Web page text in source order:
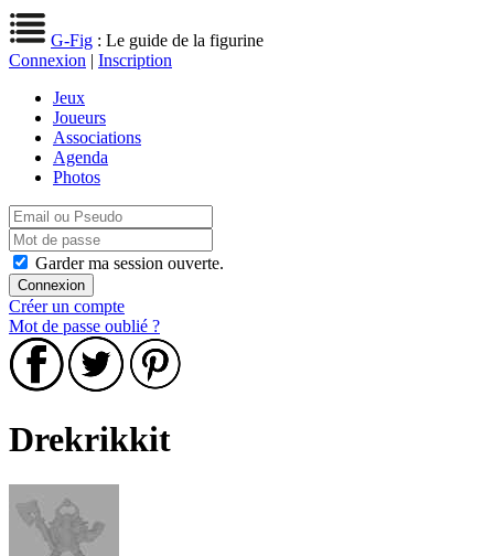
G-Fig : Le guide de la figurine
Connexion | Inscription
Jeux
Joueurs
Associations
Agenda
Photos
Garder ma session ouverte.
Créer un compte
Mot de passe oublié ?
Drekrikkit